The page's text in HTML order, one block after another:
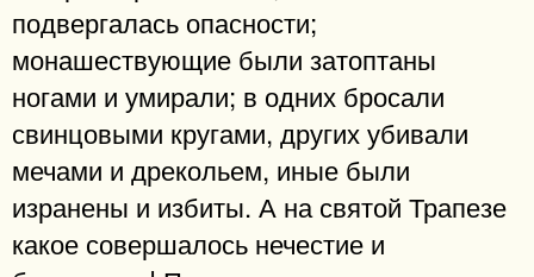
подвергалась опасности;
монашествующие были затоптаны
ногами и умирали; в одних бросали
свинцовыми кругами, других убивали
мечами и дрекольем, иные были
изранены и избиты. А на святой Трапезе
какое совершалось нечестие и